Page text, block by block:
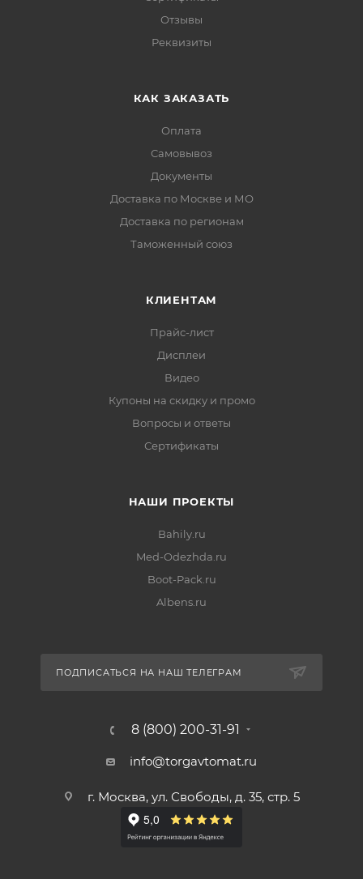
Отзывы
Реквизиты
КАК ЗАКАЗАТЬ
Оплата
Самовывоз
Документы
Доставка по Москве и МО
Доставка по регионам
Таможенный союз
КЛИЕНТАМ
Прайс-лист
Дисплеи
Видео
Купоны на скидку и промо
Вопросы и ответы
Сертификаты
НАШИ ПРОЕКТЫ
Bahily.ru
Med-Odezhda.ru
Boot-Pack.ru
Albens.ru
ПОДПИСАТЬСЯ НА НАШ ТЕЛЕГРАМ
8 (800) 200-31-91
info@torgavtomat.ru
г. Москва, ул. Свободы, д. 35, стр. 5